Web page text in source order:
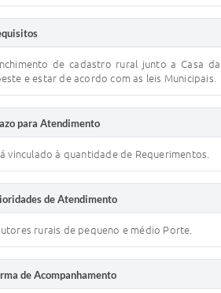
de cadastro rural junto a Casa
e estar de acordo com as leis Municipais.
para Atendimento
vinculado à quantidade de Requerimentos.
de Atendimento
rurais de pequeno e médio Porte.
de Acompanhamento